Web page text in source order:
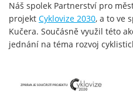
Náš spolek Partnerství pro
projekt Cyklovize 2030, a to ve
Kučera. Součásně využil této
jednání na téma rozvoj